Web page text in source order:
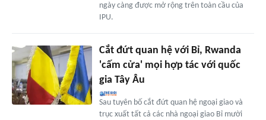
ngày càng được mở rộng trên toàn cầu của
IPU.
Cắt đứt quan hệ với Bỉ, Rwanda
'cấm cửa' mọi hợp tác với quốc
gia Tây Âu
Sau tuyên bố cắt đứt quan hệ ngoại giao và
trục xuất tất cả các nhà ngoại giao Bỉ mười